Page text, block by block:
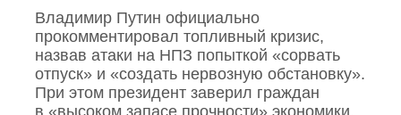
Владимир Путин официально
прокомментировал топливный кризис,
назвав атаки на НПЗ попыткой «сорвать
отпуск» и «создать нервозную обстановку».
При этом президент заверил граждан
в «высоком запасе прочности» экономики,